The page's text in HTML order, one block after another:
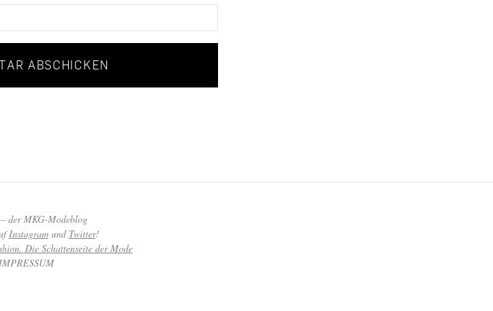
der MKG-Modeblog
Instagram und Twitter!
Die Schattenseite der Mode